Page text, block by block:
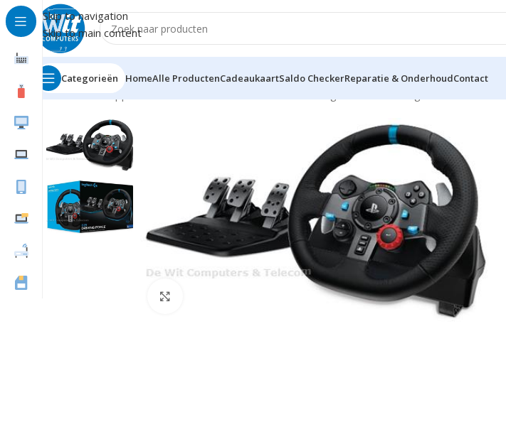
Skip to navigation
Skip to main content
Categorieën HomeAlle ProductenCadeaukaartSaldo CheckerReparatie & OnderhoudContact
Home Randapparatuur